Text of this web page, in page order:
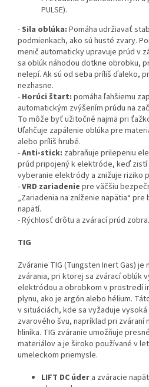
PULSE).
-Sila oblúka: Pomáha udržiavať
podmienkach, ako sú husté zvary.
menič automaticky upravuje prúd v
sa oblúk náhodou dotkne obrobku,
nelepí. Ak sú od seba príliš ďaleko,
nezhasne.
- Horúci štart: pomáha ľahšiemu
automatickým zvýšením prúdu na
To môže byť užitočné najmä pri
Uľahčuje zapálenie oblúka pre
alebo príliš hrubé.
-Anti-stick: zabraňuje prilepeniu
prúd pripojený k elektróde, keď zistí
vyberanie elektródy a znižuje riziko
-VRD zariadenie pre väčšiu
„Zariadenia na zníženie napätia“
napätí.
- Rýchlosť drôtu a zvárací prúd
TIG
Zváranie TIG (Tungsten Inert Gas)
zvárania, pri ktorej sa zvárací oblúk
elektródou a obrobkom v prostredí
plynu, ako je argón alebo hélium.
v situáciách, kde sa vyžaduje
zvarového švu, napríklad pri
hliníka. TIG zváranie umožňuje
materiálov a je široko používané v
umeleckom priemysle.
LIFT DC úder a zváracie